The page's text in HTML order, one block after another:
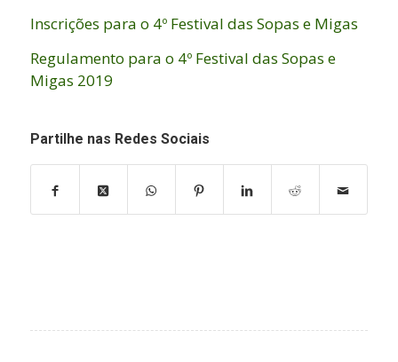
Inscrições para o 4º Festival das Sopas e Migas
Regulamento para o 4º Festival das Sopas e
Migas 2019
Partilhe nas Redes Sociais